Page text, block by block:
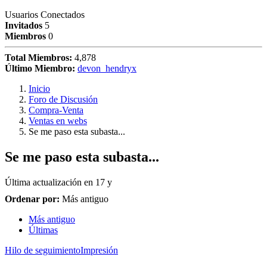
Usuarios Conectados
Invitados 5
Miembros 0
Total Miembros: 4,878
Último Miembro: devon_hendryx
Inicio
Foro de Discusión
Compra-Venta
Ventas en webs
Se me paso esta subasta...
Se me paso esta subasta...
Última actualización en 17 y
Ordenar por: Más antiguo
Más antiguo
Últimas
Hilo de seguimientoImpresión